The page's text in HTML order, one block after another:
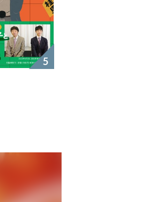
5